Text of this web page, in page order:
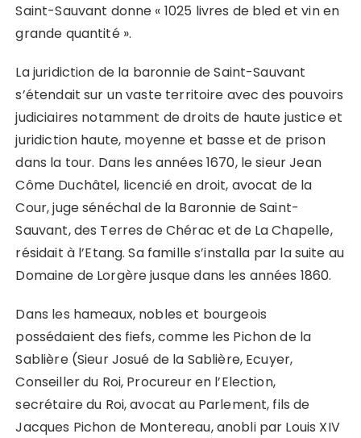
Saint-Sauvant donne « 1025 livres de bled et vin en
grande quantité ».
La juridiction de la baronnie de Saint-Sauvant
s’étendait sur un vaste territoire avec des pouvoirs
judiciaires notamment de droits de haute justice et
juridiction haute, moyenne et basse et de prison
dans la tour. Dans les années 1670, le sieur Jean
Côme Duchâtel, licencié en droit, avocat de la
Cour, juge sénéchal de la Baronnie de Saint-
Sauvant, des Terres de Chérac et de La Chapelle,
résidait à l’Etang. Sa famille s’installa par la suite au
Domaine de Lorgère jusque dans les années 1860.
Dans les hameaux, nobles et bourgeois
possédaient des fiefs, comme les Pichon de la
Sablière (Sieur Josué de la Sablière, Ecuyer,
Conseiller du Roi, Procureur en l’Election,
secrétaire du Roi, avocat au Parlement, fils de
Jacques Pichon de Montereau, anobli par Louis XIV